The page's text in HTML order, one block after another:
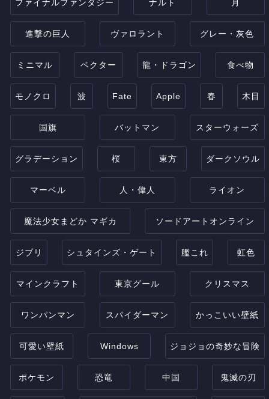
ファイナルファンタジー ナルト 月
進撃の巨人 ヴァロラント グレー・灰色
ミニマル ベクター 龍・ドラゴン 食べ物
モノクロ 波 Fate Apple 春 木目
国旗 バットマン スターウォーズ
グラデーション 桜 東方 ダークソウル
マーベル 人・偉人 ライオン
魔法少女まどか マギカ ソードアートオンライン
ジブリ シュタインズ・ゲート 艦これ 虹色
マインクラフト 東京グール クリスマス
ワンパンマン スパイダーマン かっこいい壁紙
可愛い壁紙 Windows ジョジョの奇妙な冒険
ポケモン 恐竜 中国 鬼滅の刃